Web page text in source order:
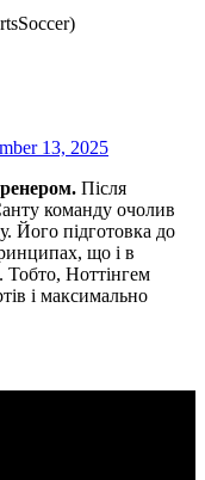
13, 2025
Після
команду очолив
Його підготовка до
що і в
Тобто, Ноттінгем
і максимально